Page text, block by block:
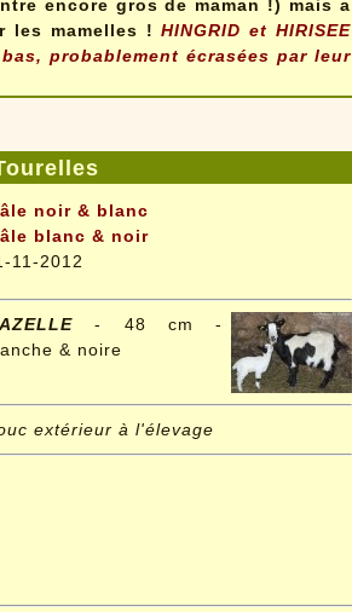
encore gros de maman !) mais a
les mamelles !HINGRID et HIRISEE
probablement écrasées par leur
noir & blanc
blanc & noir
11-2012
- 48 cm -
& noire
extérieur à l'élevage